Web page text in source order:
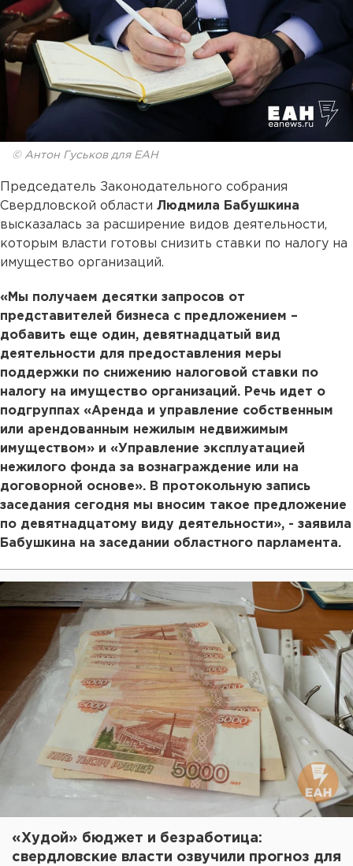
© Антон Гуськов для ЕАН
Председатель Законодательного собрания
Свердловской области Людмила Бабушкина
высказалась за расширение видов деятельности,
которым власти готовы снизить ставки по налогу на
имущество организаций.
«Мы получаем десятки запросов от
представителей бизнеса с предложением –
добавить еще один, девятнадцатый вид
деятельности для предоставления меры
поддержки по снижению налоговой ставки по
налогу на имущество организаций. Речь идет о
подгруппах «Аренда и управление собственным
или арендованным нежилым недвижимым
имуществом» и «Управление эксплуатацией
нежилого фонда за вознаграждение или на
договорной основе». В протокольную запись
заседания сегодня мы вносим такое предложение
по девятнадцатому виду деятельности», - заявила
Бабушкина на заседании областного парламента.
«Худой» бюджет и безработица:
свердловские власти озвучили прогноз для